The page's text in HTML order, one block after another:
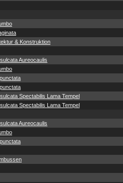
& Konstruktion
Aureocaulis
Spectabilis Lama Tempel
Spectabilis Lama Tempel
Aureocaulis